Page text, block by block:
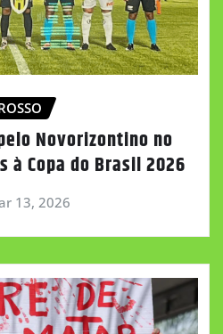
Novorizontino no
à Copa do Brasil 2026
13, 2026